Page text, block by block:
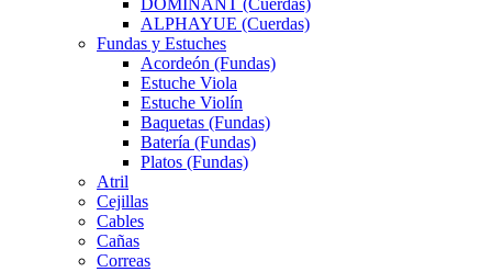
DOMINANT (Cuerdas)
ALPHAYUE (Cuerdas)
Fundas y Estuches
Acordeón (Fundas)
Estuche Viola
Estuche Violín
Baquetas (Fundas)
Batería (Fundas)
Platos (Fundas)
Atril
Cejillas
Cables
Cañas
Correas